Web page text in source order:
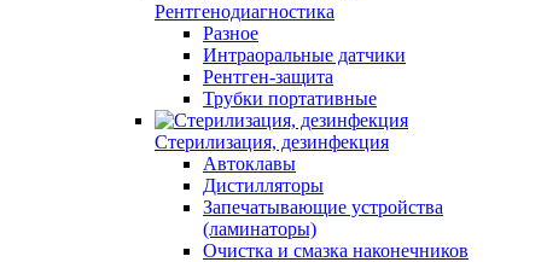
Рентгенодиагностика
Разное
Интраоральные датчики
Рентген-защита
Трубки портативные
Стерилизация, дезинфекция
Автоклавы
Дистилляторы
Запечатывающие устройства
(ламинаторы)
Очистка и смазка наконечников